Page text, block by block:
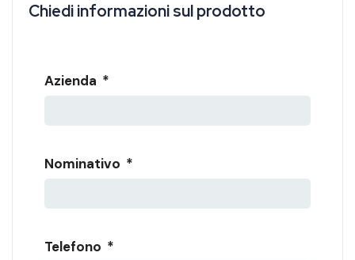
Chiedi informazioni sul prodotto
Azienda *
Nominativo *
Telefono *